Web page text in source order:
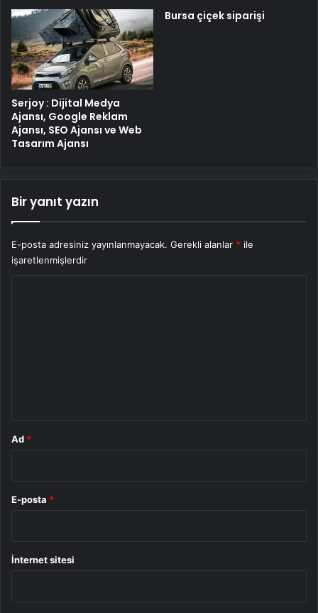
Serjoy : Dijital Medya
Ajansı, Google Reklam
Ajansı, SEO Ajansı ve Web
Tasarım Ajansı
Bursa çiçek siparişi
Bir yanıt yazın
E-posta adresiniz yayınlanmayacak. Gerekli alanlar * ile
işaretlenmişlerdir
Ad *
E-posta *
İnternet sitesi